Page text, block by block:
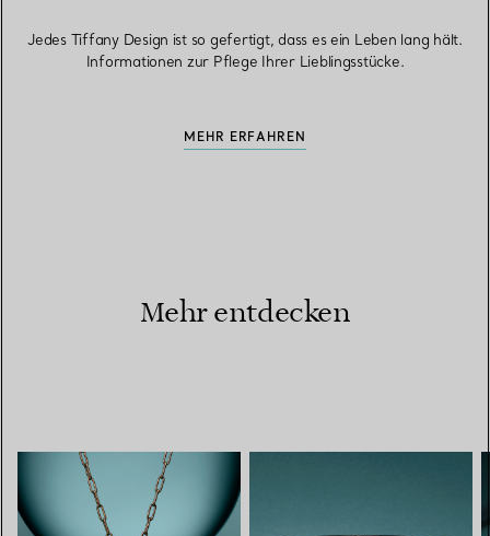
Jedes Tiffany Design ist so gefertigt, dass es ein Leben lang hält.
Informationen zur Pflege Ihrer Lieblingsstücke.
MEHR ERFAHREN
Mehr entdecken